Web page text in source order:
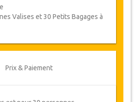
effectué, vous serez
YourCard pour entrer vos
service automatiquement.
Valises et 30 Petits Bagages à
Prix & Paiement